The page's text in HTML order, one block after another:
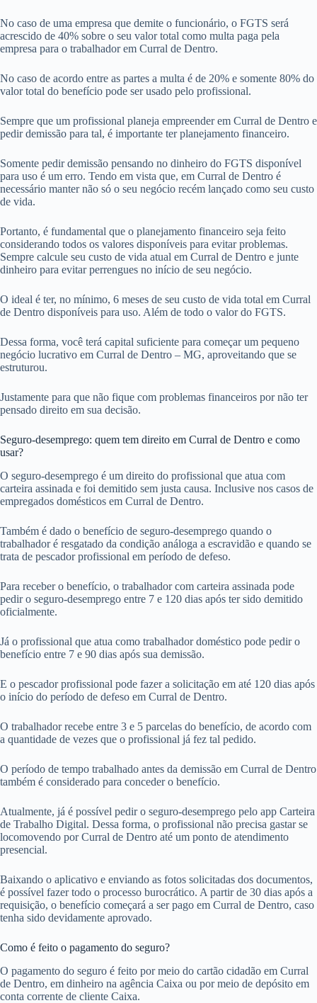
No caso de uma empresa que demite o funcionário, o FGTS será
acrescido de 40% sobre o seu valor total como multa paga pela
empresa para o trabalhador em Curral de Dentro.
No caso de acordo entre as partes a multa é de 20% e somente 80% do
valor total do benefício pode ser usado pelo profissional.
Sempre que um profissional planeja empreender em Curral de Dentro e
pedir demissão para tal, é importante ter planejamento financeiro.
Somente pedir demissão pensando no dinheiro do FGTS disponível
para uso é um erro. Tendo em vista que, em Curral de Dentro é
necessário manter não só o seu negócio recém lançado como seu custo
de vida.
Portanto, é fundamental que o planejamento financeiro seja feito
considerando todos os valores disponíveis para evitar problemas.
Sempre calcule seu custo de vida atual em Curral de Dentro e junte
dinheiro para evitar perrengues no início de seu negócio.
O ideal é ter, no mínimo, 6 meses de seu custo de vida total em Curral
de Dentro disponíveis para uso. Além de todo o valor do FGTS.
Dessa forma, você terá capital suficiente para começar um pequeno
negócio lucrativo em Curral de Dentro – MG, aproveitando que se
estruturou.
Justamente para que não fique com problemas financeiros por não ter
pensado direito em sua decisão.
Seguro-desemprego: quem tem direito em Curral de Dentro e como
usar?
O seguro-desemprego é um direito do profissional que atua com
carteira assinada e foi demitido sem justa causa. Inclusive nos casos de
empregados domésticos em Curral de Dentro.
Também é dado o benefício de seguro-desemprego quando o
trabalhador é resgatado da condição análoga a escravidão e quando se
trata de pescador profissional em período de defeso.
Para receber o benefício, o trabalhador com carteira assinada pode
pedir o seguro-desemprego entre 7 e 120 dias após ter sido demitido
oficialmente.
Já o profissional que atua como trabalhador doméstico pode pedir o
benefício entre 7 e 90 dias após sua demissão.
E o pescador profissional pode fazer a solicitação em até 120 dias após
o início do período de defeso em Curral de Dentro.
O trabalhador recebe entre 3 e 5 parcelas do benefício, de acordo com
a quantidade de vezes que o profissional já fez tal pedido.
O período de tempo trabalhado antes da demissão em Curral de Dentro
também é considerado para conceder o benefício.
Atualmente, já é possível pedir o seguro-desemprego pelo app Carteira
de Trabalho Digital. Dessa forma, o profissional não precisa gastar se
locomovendo por Curral de Dentro até um ponto de atendimento
presencial.
Baixando o aplicativo e enviando as fotos solicitadas dos documentos,
é possível fazer todo o processo burocrático. A partir de 30 dias após a
requisição, o benefício começará a ser pago em Curral de Dentro, caso
tenha sido devidamente aprovado.
Como é feito o pagamento do seguro?
O pagamento do seguro é feito por meio do cartão cidadão em Curral
de Dentro, em dinheiro na agência Caixa ou por meio de depósito em
conta corrente de cliente Caixa.